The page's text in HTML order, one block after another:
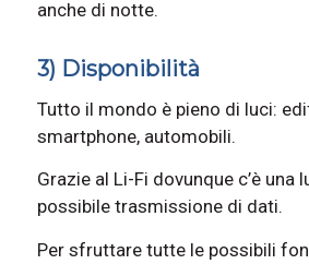
anche di notte.
3) Disponibilità
Tutto il mondo è pieno di luci:
smartphone, automobili.
Grazie al Li-Fi dovunque c’è una
possibile trasmissione di dati.
Per sfruttare tutte le possibili